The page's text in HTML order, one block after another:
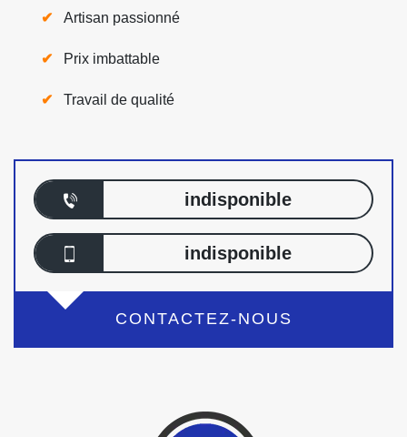
Artisan passionné
Prix imbattable
Travail de qualité
indisponible
indisponible
CONTACTEZ-NOUS